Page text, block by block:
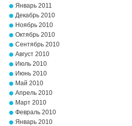
Январь 2011
Декабрь 2010
Ноябрь 2010
Октябрь 2010
Сентябрь 2010
Август 2010
Июль 2010
Июнь 2010
Май 2010
Апрель 2010
Март 2010
Февраль 2010
Январь 2010